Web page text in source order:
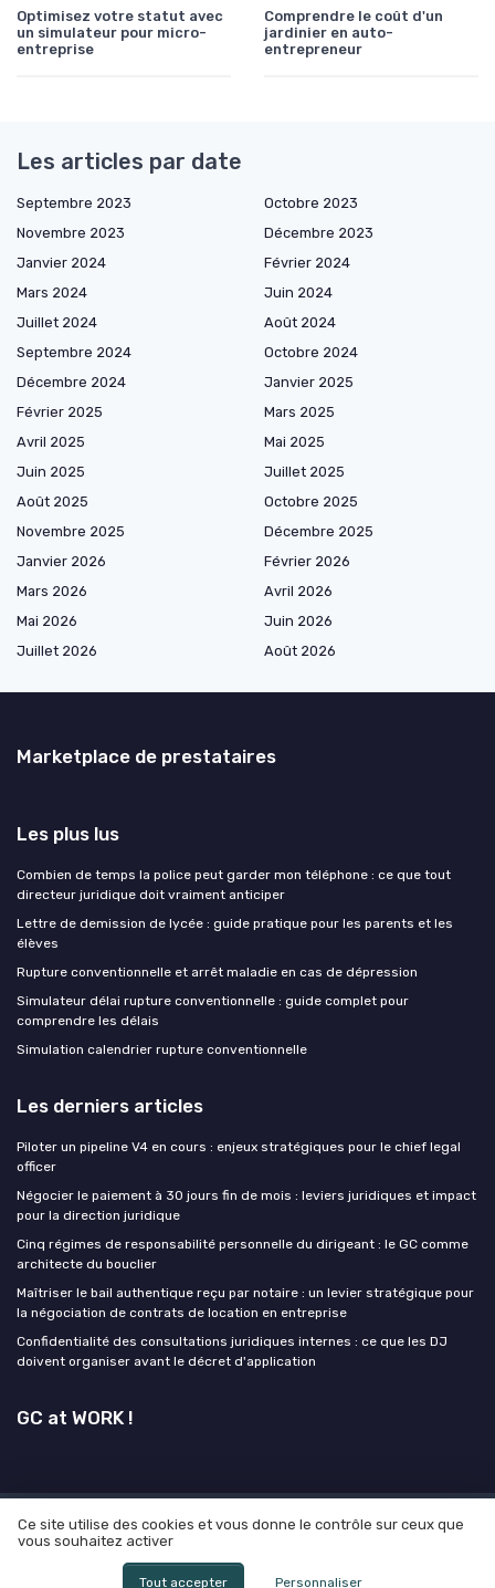
Optimisez votre statut avec
un simulateur pour micro-
entreprise
Comprendre le coût d'un
jardinier en auto-
entrepreneur
Les articles par date
Septembre 2023
Octobre 2023
Novembre 2023
Décembre 2023
Janvier 2024
Février 2024
Mars 2024
Juin 2024
Juillet 2024
Août 2024
Septembre 2024
Octobre 2024
Décembre 2024
Janvier 2025
Février 2025
Mars 2025
Avril 2025
Mai 2025
Juin 2025
Juillet 2025
Août 2025
Octobre 2025
Novembre 2025
Décembre 2025
Janvier 2026
Février 2026
Mars 2026
Avril 2026
Mai 2026
Juin 2026
Juillet 2026
Août 2026
Marketplace de prestataires
Les plus lus
Combien de temps la police peut garder mon téléphone : ce que tout
directeur juridique doit vraiment anticiper
Lettre de demission de lycée : guide pratique pour les parents et les
élèves
Rupture conventionnelle et arrêt maladie en cas de dépression
Simulateur délai rupture conventionnelle : guide complet pour
comprendre les délais
Simulation calendrier rupture conventionnelle
Les derniers articles
Piloter un pipeline V4 en cours : enjeux stratégiques pour le chief legal
officer
Négocier le paiement à 30 jours fin de mois : leviers juridiques et impact
pour la direction juridique
Cinq régimes de responsabilité personnelle du dirigeant : le GC comme
architecte du bouclier
Maîtriser le bail authentique reçu par notaire : un levier stratégique pour
la négociation de contrats de location en entreprise
Confidentialité des consultations juridiques internes : ce que les DJ
doivent organiser avant le décret d'application
GC at WORK !
Mentions légales Politique de confidentialité
Grande
enquête 2025 sur l'IA et les directeurs juridiques
© GC at WORK ! 2026
Ce site utilise des cookies et vous donne le contrôle sur ceux que
vous souhaitez activer
Tout accepter Personnaliser